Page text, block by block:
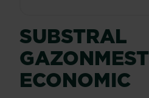
SUBSTRAL
GAZONMEST
ECONOMIC